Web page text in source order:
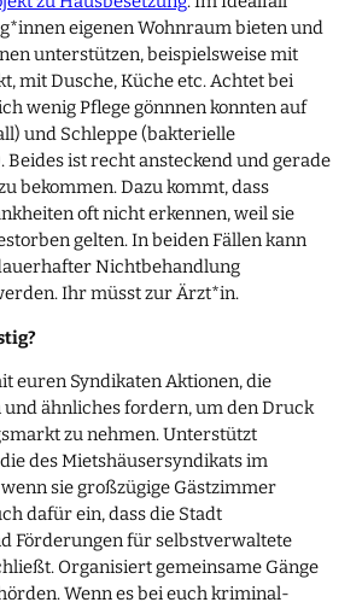
eigenen Wohnraum bieten und
unterstützen, beispielsweise mit
mit Dusche, Küche etc. Achtet bei
wenig Pflege gönnnen konnten auf
und Schleppe (bakterielle
ist recht ansteckend und gerade
bekommen. Dazu kommt, dass
oft nicht erkennen, weil sie
gelten. In beiden Fällen kann
Nichtbehandlung
Ihr müsst zur Ärzt*in.
euren Syndikaten Aktionen, die
ähnliches fordern, um den Druck
zu nehmen. Unterstützt
des Mietshäusersyndikats im
sie großzügige Gästzimmer
dafür ein, dass die Stadt
Förderungen für selbstverwaltete
Organisiert gemeinsame Gänge
Wenn es bei euch kriminal-